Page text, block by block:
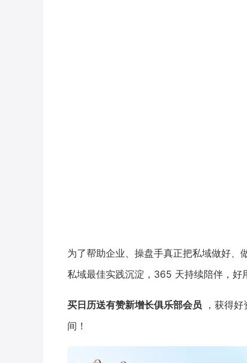
为了帮助企业、操盘手真正把私域做好、
私域最佳实践沉淀，365 天持续陪伴，好
买日历送有赞新增长俱乐部会员 ，获得
间！